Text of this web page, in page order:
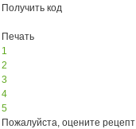
Получить код
Печать
1
2
3
4
5
Пожалуйста, оцените рецепт